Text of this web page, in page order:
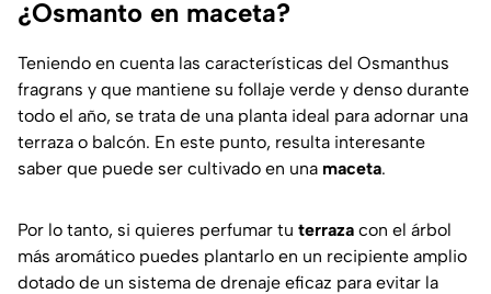
¿Osmanto en maceta?
Teniendo en cuenta las características del Osmanthus
fragrans y que mantiene su follaje verde y denso durante
todo el año, se trata de una planta ideal para adornar una
terraza o balcón. En este punto, resulta interesante
saber que puede ser cultivado en una maceta.
Por lo tanto, si quieres perfumar tu terraza con el árbol
más aromático puedes plantarlo en un recipiente amplio
dotado de un sistema de drenaje eficaz para evitar la